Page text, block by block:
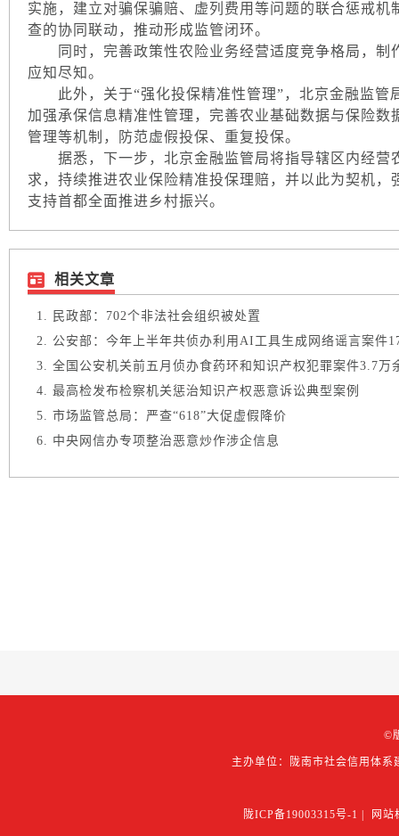
实施，建立对骗保骗赔、虚列费用等问题的联合惩戒
查的协同联动，推动形成监管闭环。
同时，完善政策性农险业务经营适度竞争格局，制
应知尽知。
此外，关于“强化投保精准性管理”，北京金融监管
加强承保信息精准性管理，完善农业基础数据与保险
管理等机制，防范虚假投保、重复投保。
据悉，下一步，北京金融监管局将指导辖区内经营
求，持续推进农业保险精准投保理赔，并以此为契机
支持首都全面推进乡村振兴。​
相关文章
民政部：702个非法社会组织被处置
公安部：今年上半年共侦办利用AI工具生成网络谣言案件
全国公安机关前五月侦办食药环和知识产权犯罪案件3.7万
最高检发布检察机关惩治知识产权恶意诉讼典型案例
市场监管总局：严查“618”大促虚假降价
中央网信办专项整治恶意炒作涉企信息
©
主办单位：陇南市社会信用体系
陇ICP备19003315号-1 网站